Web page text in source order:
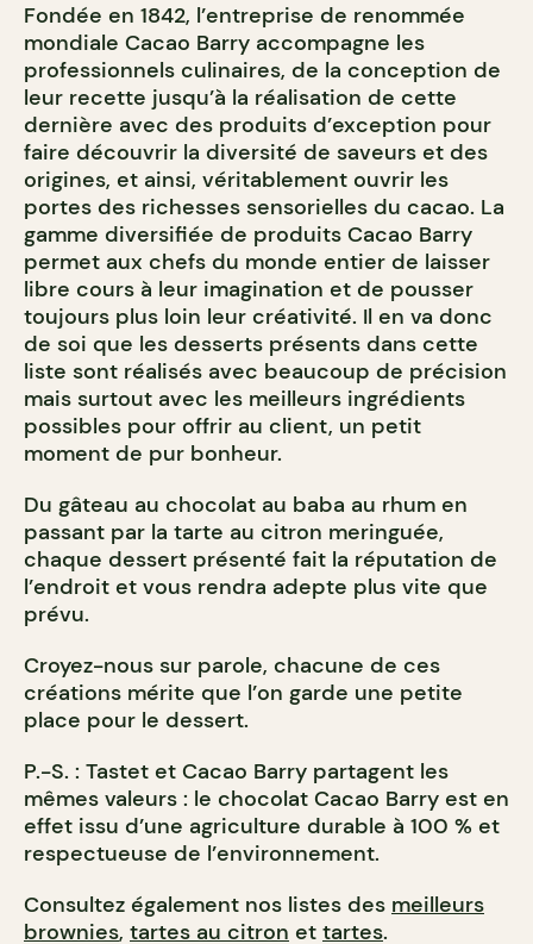
Fondée en 1842, l’entreprise de renommée
mondiale Cacao Barry accompagne les
professionnels culinaires, de la conception de
leur recette jusqu’à la réalisation de cette
dernière avec des produits d’exception pour
faire découvrir la diversité de saveurs et des
origines, et ainsi, véritablement ouvrir les
portes des richesses sensorielles du cacao. La
gamme diversifiée de produits Cacao Barry
permet aux chefs du monde entier de laisser
libre cours à leur imagination et de pousser
toujours plus loin leur créativité. Il en va donc
de soi que les desserts présents dans cette
liste sont réalisés avec beaucoup de précision
mais surtout avec les meilleurs ingrédients
possibles pour offrir au client, un petit
moment de pur bonheur.
Du gâteau au chocolat au baba au rhum en
passant par la tarte au citron meringuée,
chaque dessert présenté fait la réputation de
l’endroit et vous rendra adepte plus vite que
prévu.
Croyez-nous sur parole, chacune de ces
créations mérite que l’on garde une petite
place pour le dessert.
P.-S. : Tastet et Cacao Barry partagent les
mêmes valeurs : le chocolat Cacao Barry est en
effet issu d’une agriculture durable à 100 % et
respectueuse de l’environnement.
Consultez également nos listes des meilleurs
brownies, tartes au citron et tartes.